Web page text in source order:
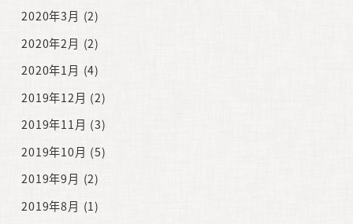
2020年3月 (2)
2020年2月 (2)
2020年1月 (4)
2019年12月 (2)
2019年11月 (3)
2019年10月 (5)
2019年9月 (2)
2019年8月 (1)